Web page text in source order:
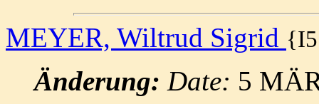
MEYER, Wiltrud Sigrid
Änderung: Date: 5